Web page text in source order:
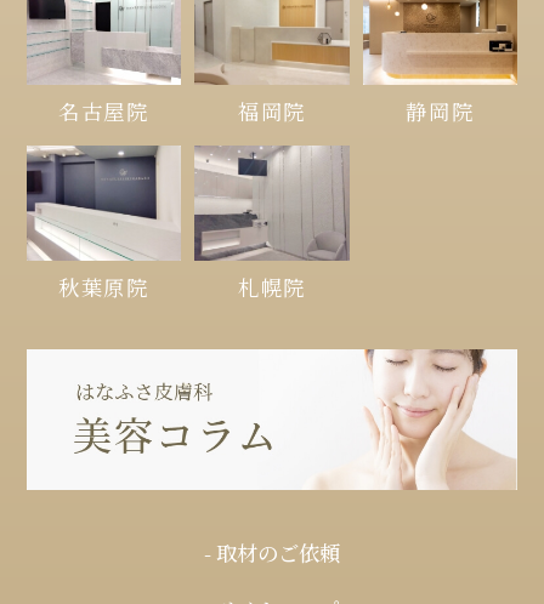
名古屋院 福岡院 静岡院
秋葉原院 札幌院
- 取材のご依頼